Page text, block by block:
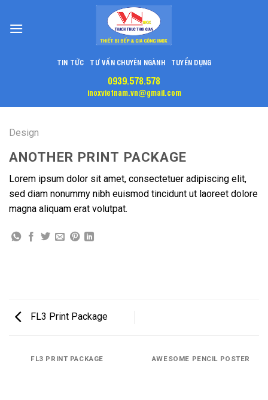
content
TIN TỨC TƯ VẤN CHUYÊN NGÀNH TUYỂN DỤNG
0939.578.578
inoxvietnam.vn@gmail.com
Design
ANOTHER PRINT PACKAGE
Lorem ipsum dolor sit amet, consectetuer adipiscing elit,
sed diam nonummy nibh euismod tincidunt ut laoreet dolore
magna aliquam erat volutpat.
FL3 Print Package
FL3 PRINT PACKAGE AWESOME PENCIL POSTER